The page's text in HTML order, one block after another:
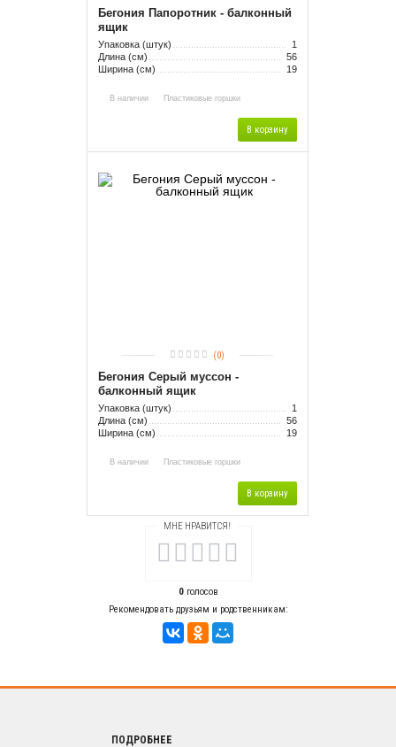
Бегония Папоротник - балконный
ящик
Упаковка (штук)
1
Длина (см)
56
Ширина (см)
19
В наличии Пластиковые горшки
В корзину
(0)
Бегония Серый муссон -
балконный ящик
Упаковка (штук)
1
Длина (см)
56
Ширина (см)
19
В наличии Пластиковые горшки
В корзину
МНЕ НРАВИТСЯ!
0голосов
Рекомендовать друзьям и родственникам:
ПОДРОБНЕЕ